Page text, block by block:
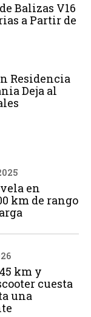
Balizas V16
a Partir de
Residencia
Deja al
en
km de rango
km y
cuesta
una